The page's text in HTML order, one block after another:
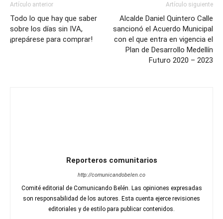
Artículo anterior
Todo lo que hay que saber
sobre los días sin IVA,
¡prepárese para comprar!
Artículo siguiente
Alcalde Daniel Quintero Calle
sancionó el Acuerdo Municipal
con el que entra en vigencia el
Plan de Desarrollo Medellín
Futuro 2020 – 2023
Reporteros comunitarios
http://comunicandobelen.co
Comité editorial de Comunicando Belén. Las opiniones expresadas
son responsabilidad de los autores. Esta cuenta ejerce revisiones
editoriales y de estilo para publicar contenidos.